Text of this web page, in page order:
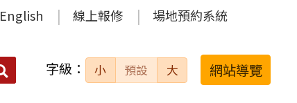
English 線上報修 場地預約系統
搜
字級： 小 預設 大 網站導覽